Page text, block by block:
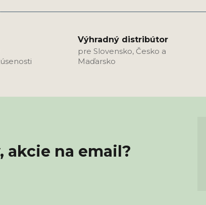
Výhradný distribútor
pre Slovensko, Česko a
Maďarsko
akcie na email?